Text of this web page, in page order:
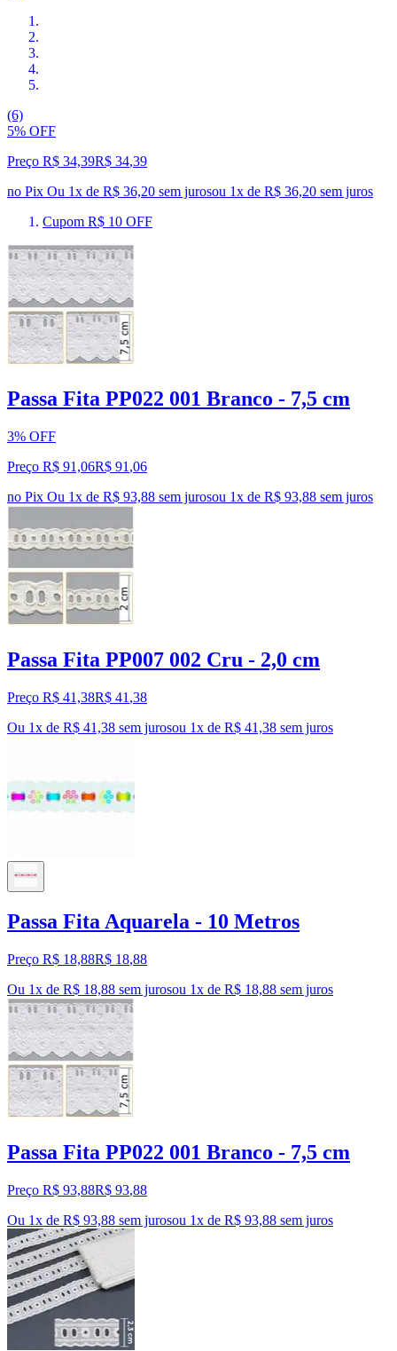
(6)
5% OFF
Preço R$ 34,39R$ 34,39
no Pix Ou 1x de R$ 36,20 sem jurosou 1x de R$ 36,20 sem juros
Cupom R$ 10 OFF
Passa Fita PP022 001 Branco - 7,5 cm
3% OFF
Preço R$ 91,06R$ 91 ,06
no Pix Ou 1x de R$ 93,88 sem jurosou 1x de R$ 93,88 sem juros
Passa Fita PP007 002 Cru - 2,0 cm
Preço R$ 41,38R$ 41 ,38
Ou 1x de R$ 41,38 sem jurosou 1x de R$ 41,38 sem juros
Passa Fita Aquarela - 10 Metros
Preço R$ 18,88R$ 18,88
Ou 1x de R$ 18,88 sem jurosou 1x de R$ 18,88 sem juros
Passa Fita PP022 001 Branco - 7,5 cm
Preço R$ 93,88R$ 93,88
Ou 1x de R$ 93,88 sem jurosou 1x de R$ 93,88 sem juros